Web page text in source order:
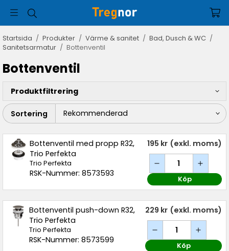
Startsida / Produkter / Värme & sanitet / Bad, Dusch & WC /
Sanitetsarmatur / Bottenventil
Bottenventil
Produktfiltrering
Sortering
Bottenventil med propp R32,
Trio Perfekta
Trio Perfekta
RSK-Nummer: 8573593
195 kr (exkl. moms)
Köp
Bottenventil push-down R32,
Trio Perfekta
Trio Perfekta
RSK-Nummer: 8573599
229 kr (exkl. moms)
Köp